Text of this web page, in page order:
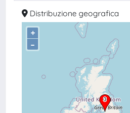
Distribuzione geografica
+
–